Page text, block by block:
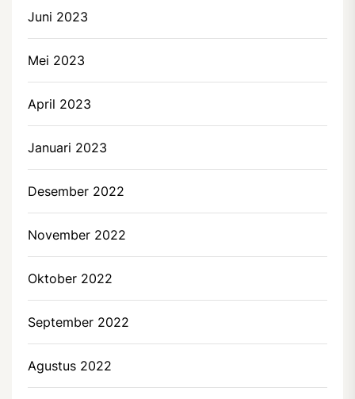
Juni 2023
Mei 2023
April 2023
Januari 2023
Desember 2022
November 2022
Oktober 2022
September 2022
Agustus 2022